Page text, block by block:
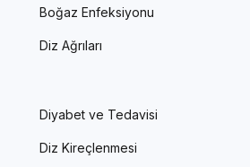
Boğaz Enfeksiyonu
Diz Ağrıları
Diyabet ve Tedavisi
Diz Kireçlenmesi